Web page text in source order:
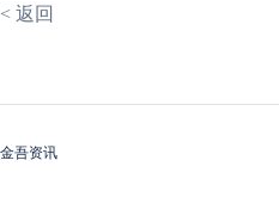
< 返回
金吾资讯